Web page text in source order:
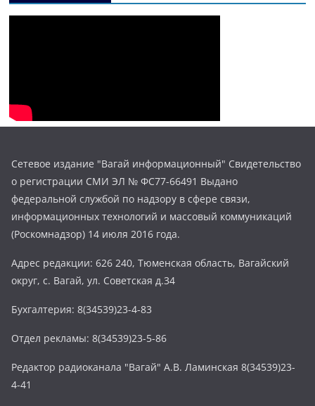
Сетевое издание "Вагай информационный" Свидетельство
о регистрации СМИ ЭЛ № ФС77-66491 Выдано
федеральной службой по надзору в сфере связи,
информационных технологий и массовый коммуникаций
(Роскомнадзор) 14 июля 2016 года.
Адрес редакции: 626 240, Тюменская область, Вагайский
округ, с. Вагай, ул. Советская д.34
Бухгалтерия: 8(34539)23-4-83
Отдел рекламы: 8(34539)23-5-86
Редактор радиоканала "Вагай" А.В. Ламинская 8(34539)23-
4-41